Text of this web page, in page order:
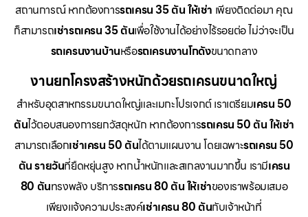
สถานการณ์ หากต้องการรถเครน 35 ตัน ให้เช่า เพียงติดต่อมา คุณ
ก็สามารถเช่ารถเครน 35 ตันเพื่อใช้งานได้อย่างไร้รอยต่อ ไม่ว่าจะเป็น
รถเครนงานบ้านหรือรถเครนงานโกดังขนาดกลาง
งานยกโครงสร้างหนักด้วยรถเครนขนาดใหญ่
สำหรับอุตสาหกรรมขนาดใหญ่และเมกะโปรเจกต์ เราเตรียมเครน 50
ตันไว้ตอบสนองการยกวัสดุหนัก หากต้องการรถเครน 50 ตัน ให้เช่า
สามารถเลือกเช่าเครน 50 ตันได้ตามแผนงาน โดยเฉพาะรถเครน 50
ตัน รายวันที่ยืดหยุ่นสูง หากน้ำหนักและสเกลงานมากขึ้น เรามีเครน
80 ตันทรงพลัง บริการรถเครน 80 ตัน ให้เช่าของเราพร้อมเสมอ
เพียงแจ้งความประสงค์เช่าเครน 80 ตันกับเจ้าหน้าที่